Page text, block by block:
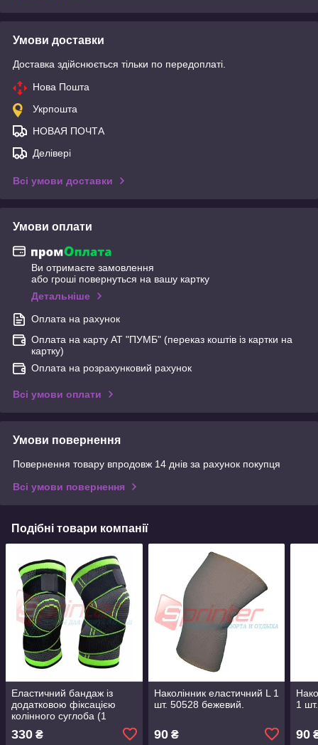
Умови доставки
Доставка здійснюється тільки по передоплаті.
Нова Пошта
Укрпошта
НОВАЯ ПОЧТА
Делівері
Всі умови доставки
Умови оплати
Ви отримаєте замовлення
або гроші повернуться на вашу картку
Детальніше
Оплата на рахунок
Оплата на карту АТ "ПУМБ" (переказ коштів із картки на
картку)
Оплата на розрахунковий рахунок
Всі умови оплати
Умови повернення
Повернення товару впродовж 14 днів за рахунок покупця
Всі умови повернення
Подібні товари компанії
Еластичний бандаж із
додатковою фіксацією
колінного суглоба (1
330 ₴
Наколінник еластичний L 1
шт. 50528 бежевий.
90₴
1
90